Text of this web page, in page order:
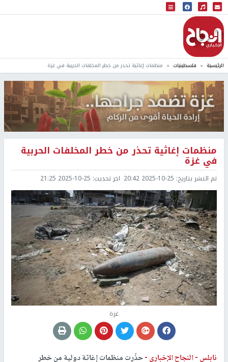
البث المباشر
إذاعة النجاح
الرئيسية فلسطينيات منظمات إغاثية تحذر من خطر المخلفات الحربية في غزة
منظمات إغاثية تحذر من خطر المخلفات الحربية
في غزة
تم النشر بتاريخ: 2025-10-25 20:42 اخر تحديث: 2025-10-25 21:25
غزة
نابلس -النجاح الإخباري -حذّرت منظمات إغاثة دولية من خطر